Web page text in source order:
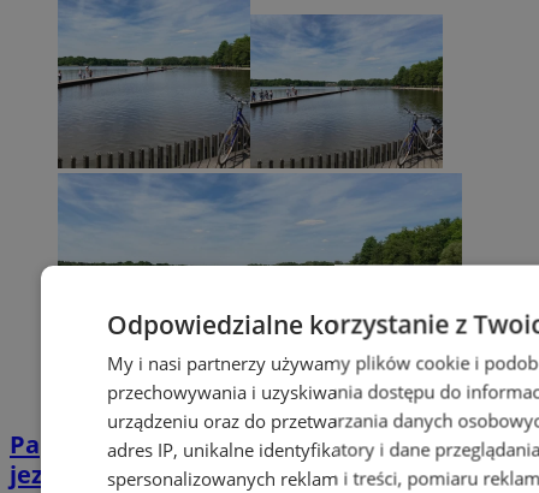
Paprocany: 23-letni mężczyzna utopił się w
jeziorze
Odpowiedzialne korzystanie z
My i nasi partnerzy używamy plików cookie i
przechowywania i uzyskiwania dostępu do
urządzeniu oraz do przetwarzania danych
adres IP, unikalne identyfikatory i dane
spersonalizowanych reklam i treści, pomiaru